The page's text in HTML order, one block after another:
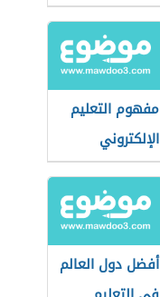
والكتابة
مفهوم التعليم
الإلكتروني
أفضل دول العالم